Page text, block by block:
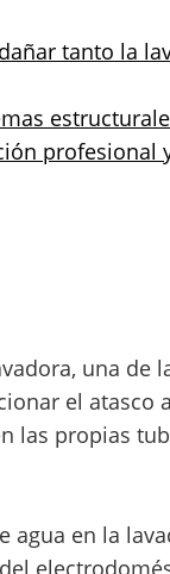
tanto la
profesional
una de
el atasco a
las propias
agua en la